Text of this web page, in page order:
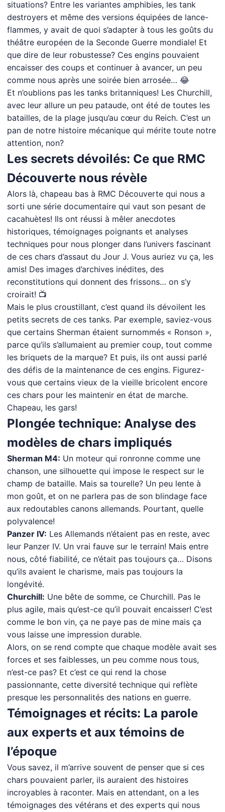
situations? Entre les variantes amphibies, les tank
destroyers et même des versions équipées de lance-
flammes, y avait de quoi s’adapter à tous les goûts du
théâtre européen de la Seconde Guerre mondiale! Et
que dire de leur robustesse? Ces engins pouvaient
encaisser des coups et continuer à avancer, un peu
comme nous après une soirée bien arrosée… 😂
Et n’oublions pas les tanks britanniques! Les Churchill,
avec leur allure un peu pataude, ont été de toutes les
batailles, de la plage jusqu’au cœur du Reich. C’est un
pan de notre histoire mécanique qui mérite toute notre
attention, non?
Les secrets dévoilés: Ce que RMC
Découverte nous révèle
Alors là, chapeau bas à RMC Découverte qui nous a
sorti une série documentaire qui vaut son pesant de
cacahuètes! Ils ont réussi à mêler anecdotes
historiques, témoignages poignants et analyses
techniques pour nous plonger dans l’univers fascinant
de ces chars d’assaut du Jour J. Vous auriez vu ça, les
amis! Des images d’archives inédites, des
reconstitutions qui donnent des frissons… on s’y
croirait! 📺
Mais le plus croustillant, c’est quand ils dévoilent les
petits secrets de ces tanks. Par exemple, saviez-vous
que certains Sherman étaient surnommés « Ronson »,
parce qu’ils s’allumaient au premier coup, tout comme
les briquets de la marque? Et puis, ils ont aussi parlé
des défis de la maintenance de ces engins. Figurez-
vous que certains vieux de la vieille bricolent encore
ces chars pour les maintenir en état de marche.
Chapeau, les gars!
Plongée technique: Analyse des
modèles de chars impliqués
Sherman M4: Un moteur qui ronronne comme une
chanson, une silhouette qui impose le respect sur le
champ de bataille. Mais sa tourelle? Un peu lente à
mon goût, et on ne parlera pas de son blindage face
aux redoutables canons allemands. Pourtant, quelle
polyvalence!
Panzer IV: Les Allemands n’étaient pas en reste, avec
leur Panzer IV. Un vrai fauve sur le terrain! Mais entre
nous, côté fiabilité, ce n’était pas toujours ça… Disons
qu’ils avaient le charisme, mais pas toujours la
longévité.
Churchill: Une bête de somme, ce Churchill. Pas le
plus agile, mais qu’est-ce qu’il pouvait encaisser! C’est
comme le bon vin, ça ne paye pas de mine mais ça
vous laisse une impression durable.
Alors, on se rend compte que chaque modèle avait ses
forces et ses faiblesses, un peu comme nous tous,
n’est-ce pas? Et c’est ce qui rend la chose
passionnante, cette diversité technique qui reflète
presque les personnalités des nations en guerre.
Témoignages et récits: La parole
aux experts et aux témoins de
l’époque
Vous savez, il m’arrive souvent de penser que si ces
chars pouvaient parler, ils auraient des histoires
incroyables à raconter. Mais en attendant, on a les
témoignages des vétérans et des experts qui nous